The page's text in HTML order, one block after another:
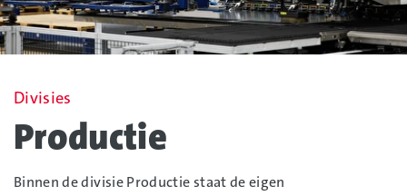
Divisies
Productie
Binnen de divisie Productie staat de eigen